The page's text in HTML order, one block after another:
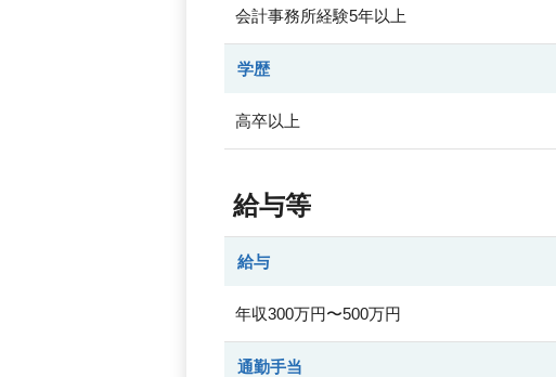
会計事務所経験5年以上
学歴
高卒以上
給与等
給与
年収300万円〜500万円
通勤手当